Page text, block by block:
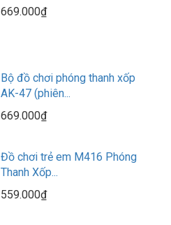
669.000₫
Bộ đồ chơi phóng thanh xốp
AK-47 (phiên...
669.000₫
Đồ chơi trẻ em M416 Phóng
Thanh Xốp...
559.000₫